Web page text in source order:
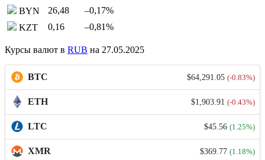
BYN
26,48 –0,17%
KZT
0,16 –0,81%
Курсы валют в RUB на 27.05.2025
BTC $64,291.05 (-0.83%)
ETH $1,903.91 (-0.43%)
LTC $45.56 (1.25%)
XMR $369.77 (1.18%)